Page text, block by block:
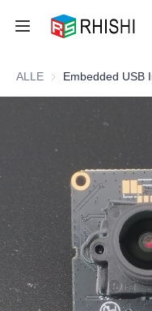
ALLE
Home
About Us
News
Support